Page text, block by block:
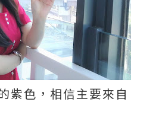
紫色，相信主要來自